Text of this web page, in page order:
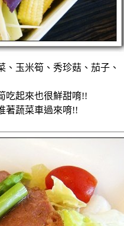
、玉米筍、秀珍菇、茄子、
吃起來也很鮮甜唷!!
著蔬菜車過來唷!!